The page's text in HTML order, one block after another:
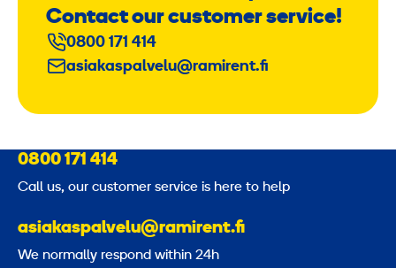
Contact our customer service!
0800 171 414
asiakaspalvelu@ramirent.fi
0800 171 414
Call us, our customer service is here to help
asiakaspalvelu@ramirent.fi
We normally respond within 24h